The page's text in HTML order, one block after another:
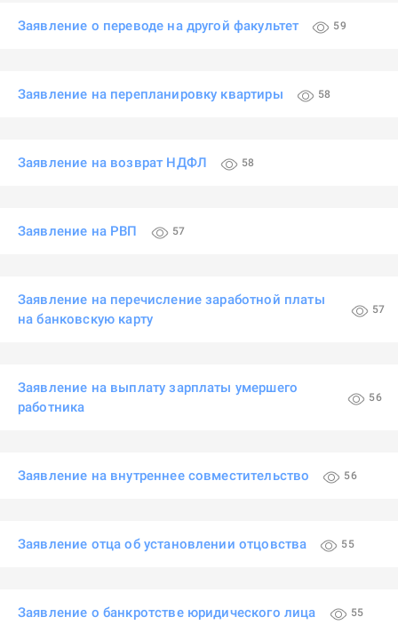
Заявление о переводе на другой факультет 59
Заявление на перепланировку квартиры 58
Заявление на возврат НДФЛ 58
Заявление на РВП 57
Заявление на перечисление заработной платы
на банковскую карту
57
Заявление на выплату зарплаты умершего
работника
56
Заявление на внутреннее совместительство 56
Заявление отца об установлении отцовства 55
Заявление о банкротстве юридического лица 55